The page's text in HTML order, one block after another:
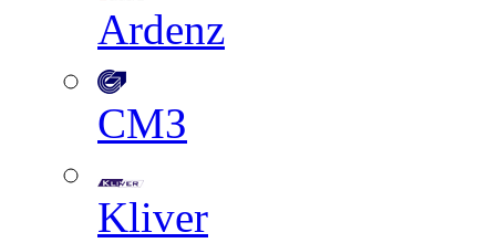
Ardenz
СМЗ
Kliver